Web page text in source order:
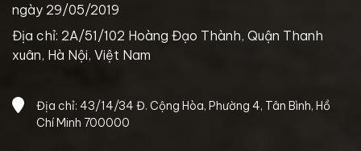
ngày 29/05/2019
Địa chỉ: 2A/51/102 Hoàng Đạo Thành, Quận Thanh
xuân, Hà Nội, Việt Nam
Địa chỉ: 43/14/34 Đ. Cộng Hòa, Phường 4, Tân Bình, Hồ
Chí Minh 700000